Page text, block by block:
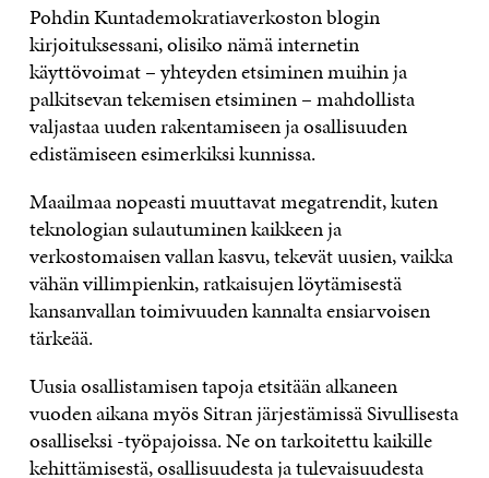
Pohdin Kuntademokratiaverkoston blogin
kirjoituksessani, olisiko nämä internetin
käyttövoimat – yhteyden etsiminen muihin ja
palkitsevan tekemisen etsiminen – mahdollista
valjastaa uuden rakentamiseen ja osallisuuden
edistämiseen esimerkiksi kunnissa.
Maailmaa nopeasti muuttavat megatrendit, kuten
teknologian sulautuminen kaikkeen ja
verkostomaisen vallan kasvu, tekevät uusien, vaikka
vähän villimpienkin, ratkaisujen löytämisestä
kansanvallan toimivuuden kannalta ensiarvoisen
tärkeää.
Uusia osallistamisen tapoja etsitään alkaneen
vuoden aikana myös Sitran järjestämissä Sivullisesta
osalliseksi -työpajoissa. Ne on tarkoitettu kaikille
kehittämisestä, osallisuudesta ja tulevaisuudesta